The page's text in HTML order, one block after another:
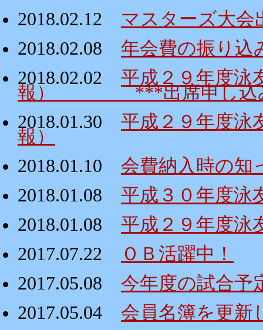
2018.02.12
マスターズ大会
2018.02.08
年会費の振り込
2018.02.02
平成２９年度泳
報） ***出席申し込み
2018.01.30
平成２９年度泳
報）
2018.01.10
会費納入時の知
2018.01.08
平成３０年度泳
2018.01.08
平成２９年度泳
2017.07.22
ＯＢ活躍中！
2017.05.08
今年度の試合予
2017.05.04
会員名簿を更新